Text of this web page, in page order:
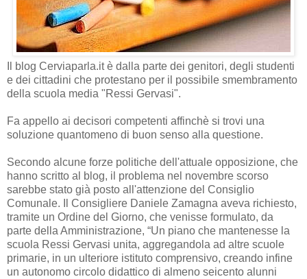
Il blog Cerviaparla.it è dalla parte dei genitori, degli studenti
e dei cittadini che protestano per il possibile smembramento
della scuola media "Ressi Gervasi".
Fa appello ai decisori competenti affinchè si trovi una
soluzione quantomeno di buon senso alla questione.
Secondo alcune forze politiche dell'attuale opposizione, che
hanno scritto al blog, il problema nel novembre scorso
sarebbe stato già posto all'attenzione del Consiglio
Comunale. Il Consigliere Daniele Zamagna aveva richiesto,
tramite un Ordine del Giorno, che venisse formulato, da
parte della Amministrazione, “Un piano che mantenesse la
scuola Ressi Gervasi unita, aggregandola ad altre scuole
primarie, in un ulteriore istituto comprensivo, creando infine
un autonomo circolo didattico di almeno seicento alunni